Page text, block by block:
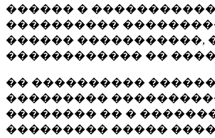
������ �
����������
������ �����������,
������������ ��
�� ����������
���������
�������� �� �
��������� ����� ����